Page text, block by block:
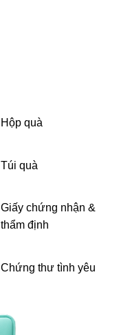
Hộp quà
Túi quà
Giấy chứng nhận &
thẩm định
Chứng thư tình yêu